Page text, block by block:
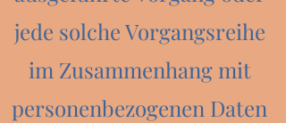
jede solche Vorgangsreihe
im Zusammenhang mit
personenbezogenen Daten